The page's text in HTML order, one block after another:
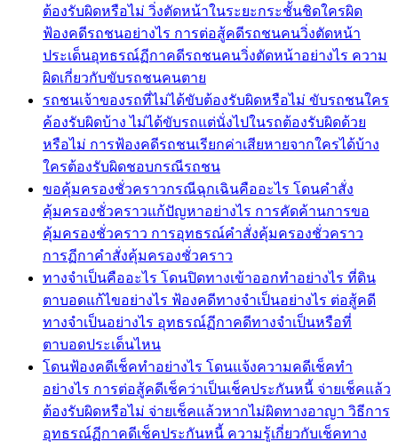
ต้องรับผิดหรือไม่ วิ่งตัดหน้าในระยะกระชั้นชิดใครผิด
ฟ้องคดีรถชนอย่างไร การต่อสู้คดีรถชนคนวิ่งตัดหน้า
ประเด็นอุทธรณ์ฏีกาคดีรถชนคนวิ่งตัดหน้าอย่างไร ความ
ผิดเกี่ยวกับขับรถชนคนตาย
รถชนเจ้าของรถที่ไม่ได้ขับต้องรับผิดหรือไม่ ขับรถชนใคร
ค้องรับผิดบ้าง ไม่ได้ขับรถแต่นั่งไปในรถต้องรับผิดด้วย
หรือไม่ การฟ้องคดีรถชนเรียกค่าเสียหายจากใครได้บ้าง
ใครต้องรับผิดชอบกรณีรถชน
ขอคุ้มครองชั่วคราวกรณีฉุกเฉินคืออะไร โดนคำสั่ง
คุ้มครองชั่วคราวแก้ปัญหาอย่างไร การคัดค้านการขอ
คุ้มครองชั่วคราว การอุทธรณ์คำสั่งคุ้มครองชั่วคราว
การฏีกาคำสั่งคุ้มครองชั่วคราว
ทางจำเป็นคืออะไร โดนปิดทางเข้าออกทำอย่างไร ที่ดิน
ตาบอดแก้ไขอย่างไร ฟ้องคดีทางจำเป็นอย่างไร ต่อสู้คดี
ทางจำเป็นอย่างไร อุทธรณ์ฏีกาคดีทางจำเป็นหรือที่
ตาบอดประเด็นไหน
โดนฟ้องคดีเช็คทำอย่างไร โดนแจ้งความคดีเช็คทำ
อย่างไร การต่อสู้คดีเช็คว่าเป็นเช็คประกันหนี้ จ่ายเช็คแล้ว
ต้องรับผิดหรือไม่ จ่ายเช็คแล้วหากไม่ผิดทางอาญา วิธีการ
อุทธรณ์ฏีกาคดีเช็คประกันหนี้ ความรู้เกี่ยวกับเช็คทาง